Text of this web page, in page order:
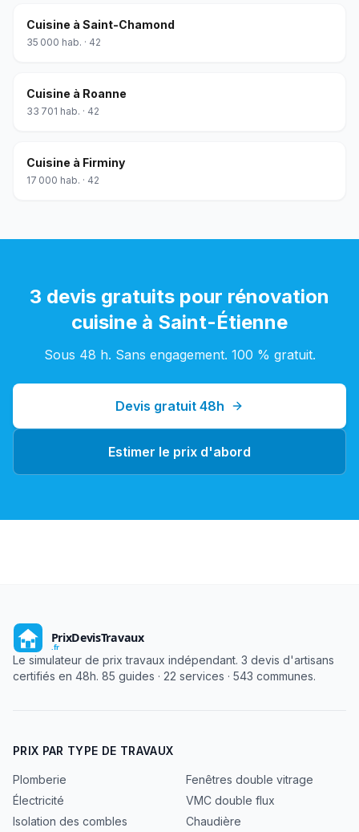
Cuisine à Saint-Chamond
35 000 hab. · 42
Cuisine à Roanne
33 701 hab. · 42
Cuisine à Firminy
17 000 hab. · 42
3 devis gratuits pour rénovation
cuisine à Saint-Étienne
Sous 48 h. Sans engagement. 100 % gratuit.
Devis gratuit 48h
Estimer le prix d'abord
Le simulateur de prix travaux indépendant. 3 devis d'artisans
certifiés en 48h. 85 guides · 22 services · 543 communes.
PRIX PAR TYPE DE TRAVAUX
Plomberie
Électricité
Isolation des combles
Fenêtres double vitrage
VMC double flux
Chaudière